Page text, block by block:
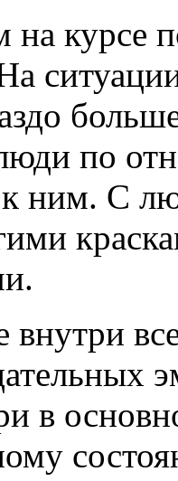
курсе
по
ним. С
в